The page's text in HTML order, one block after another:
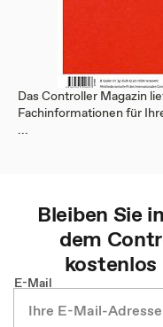
Das Controller Magazin
Fachinformationen für
...
Bleiben Sie
dem
E-Mail